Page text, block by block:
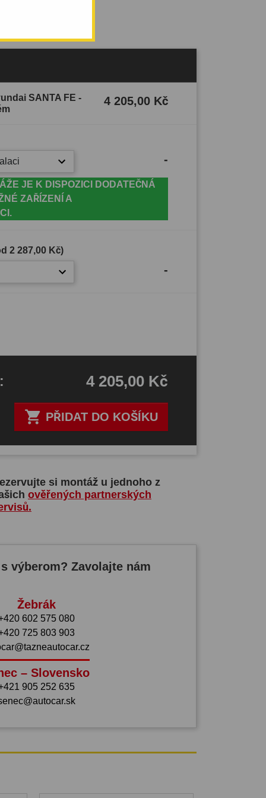
SANTA FE -
4 205,00 Kč
-
JE K DISPOZICI DODATEČNÁ
ZAŘÍZENÍ A
2 287,00 Kč)
-
 PŘIDAT DO KOŠÍKU
: 4 205,00 Kč
si montáž u jednoho z
ověřených partnerských
výberom? Zavolajte nám
Žebrák
602 575 080
725 803 903
– Slovensko
905 252 635